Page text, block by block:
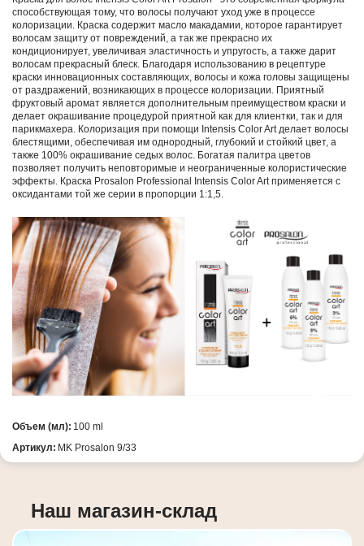
способствующая тому, что волосы получают уход уже в процессе
колоризации. Краска содержит масло макадамии, которое гарантирует
волосам защиту от повреждений, а так же прекрасно их
кондиционирует, увеличивая эластичность и упругость, а также дарит
волосам прекрасный блеск. Благодаря использованию в рецептуре
краски инновационных составляющих, волосы и кожа головы защищены
от раздражений, возникающих в процессе колоризации. Приятный
фруктовый аромат является дополнительным преимуществом краски и
делает окрашивание процедурой приятной как для клиентки, так и для
парикмахера. Колоризация при помощи Intensis Color Art делает волосы
блестящими, обеспечивая им однородный, глубокий и стойкий цвет, а
также 100% окрашивание седых волос. Богатая палитра цветов
позволяет получить неповторимые и неограниченные колористические
эффекты. Краска Prosalon Professional Intensis Color Art применяется с
оксидантами той же серии в пропорции 1:1,5.
Объем (мл): 100 ml
Артикул: MK Prosalon 9/33
Наш магазин-склад